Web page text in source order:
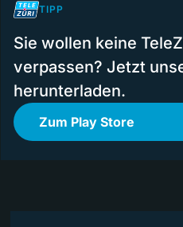
TIPP
Sie wollen keine
verpassen? Jetzt
herunterladen.
Zum Play Store